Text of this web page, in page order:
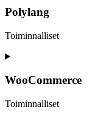
service
wordpress
Polylang
Toiminnalliset
Consent
service
WooCommerce
Toiminnalliset